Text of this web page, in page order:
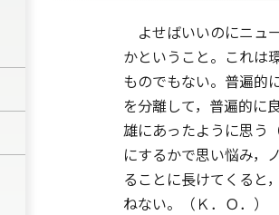
ウで開きます）
ドウで開きます）
インドウで開きます）
よせばいいのにニュ
かということ。これは
ものでもない。普遍的
を分離して，普遍的に
雄にあったように思う
にするかで思い悩み，
ることに長けてくると
ねない。（Ｋ．Ｏ．）